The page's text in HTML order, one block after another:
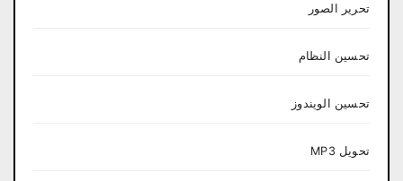
تحرير الصور
تحسين النظام
تحسين الويندوز
تحويل MP3